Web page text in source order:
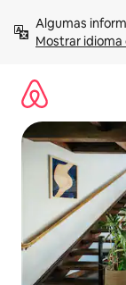
para
Mostrar idioma